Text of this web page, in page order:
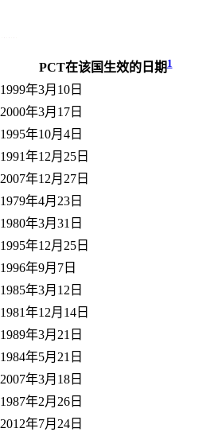
PCT在该国生效的日期1
1999年3月10日
2000年3月17日
1995年10月4日
1991年12月25日
2007年12月27日
1979年4月23日
1980年3月31日
1995年12月25日
1996年9月7日
1985年3月12日
1981年12月14日
1989年3月21日
1984年5月21日
2007年3月18日
1987年2月26日
2012年7月24日